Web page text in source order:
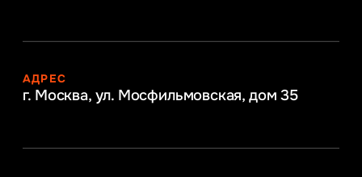
АДРЕС
г. Москва, ул. Мосфильмовская, дом 35